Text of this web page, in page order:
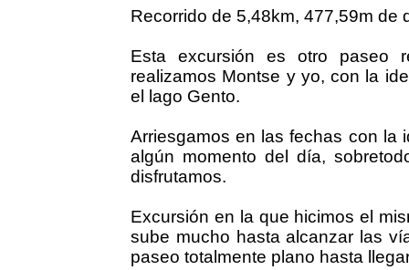
Recorrido de 5,48km, 477,59m de
Esta excursión es otro paseo
realizamos Montse y yo, con la
el lago Gento.
Arriesgamos en las fechas con la
algún momento del día,
disfrutamos.
Excursión en la que hicimos el
sube mucho hasta alcanzar las
paseo totalmente plano hasta